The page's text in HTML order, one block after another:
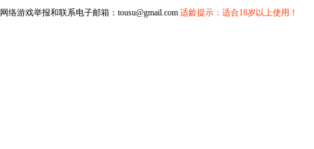
网络游戏举报和联系电子邮箱：tousu@gmail.com 适龄提示：适合18岁以上使用！